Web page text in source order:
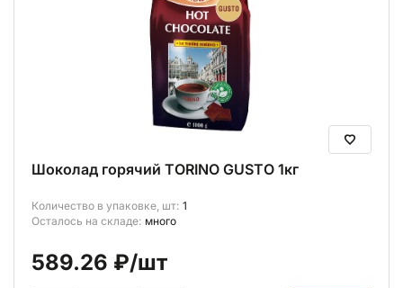
Шоколад горячий TORINO GUSTO 1кг
Количество в упаковке, шт: 1
Осталось на складе: много
589.26 ₽/шт